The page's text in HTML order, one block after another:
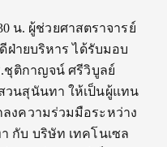
น. ผู้ช่วยศาสตราจารย์
ฝ่ายบริหาร ได้รับมอบ
ชุติกาญจน์ ศรีวิบูลย์
วนสุนันทา ให้เป็นผู้แทน
งความร่วมมือระหว่าง
กับ บริษัท เทคโนเซล